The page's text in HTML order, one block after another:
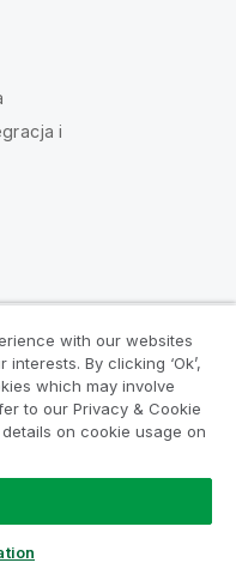
i
dla Twoich
programu
się z nami:
with our websites
By clicking ‘Ok’,
which may involve
to our Privacy & Cookie
on cookie usage on